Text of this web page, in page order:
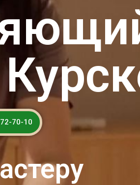
70-10